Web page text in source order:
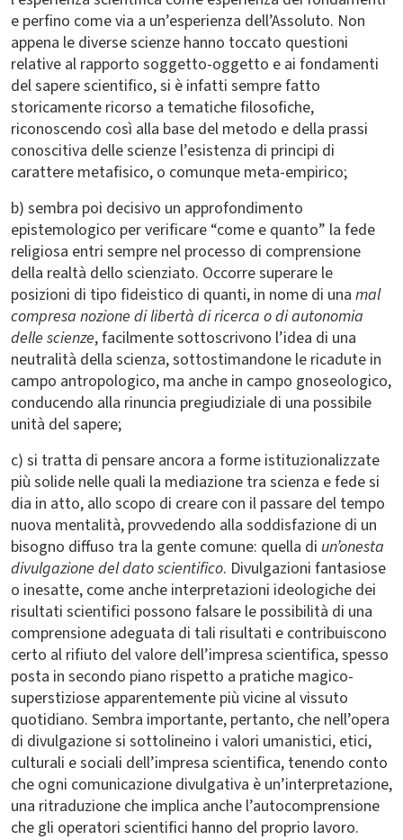
e perfino come via a un’esperienza dell’Assoluto. Non
appena le diverse scienze hanno toccato questioni
relative al rapporto soggetto-oggetto e ai fondamenti
del sapere scientifico, si è infatti sempre fatto
storicamente ricorso a tematiche filosofiche,
riconoscendo così alla base del metodo e della prassi
conoscitiva delle scienze l’esistenza di principi di
carattere metafisico, o comunque meta-empirico;
b) sembra poi decisivo un approfondimento
epistemologico per verificare “come e quanto” la fede
religiosa entri sempre nel processo di comprensione
della realtà dello scienziato. Occorre superare le
posizioni di tipo fideistico di quanti, in nome di una mal
compresa nozione di libertà di ricerca o di autonomia
delle scienze, facilmente sottoscrivono l’idea di una
neutralità della scienza, sottostimandone le ricadute in
campo antropologico, ma anche in campo gnoseologico,
conducendo alla rinuncia pregiudiziale di una possibile
unità del sapere;
c) si tratta di pensare ancora a forme istituzionalizzate
più solide nelle quali la mediazione tra scienza e fede si
dia in atto, allo scopo di creare con il passare del tempo
nuova mentalità, provvedendo alla soddisfazione di un
bisogno diffuso tra la gente comune: quella di un’onesta
divulgazione del dato scientifico. Divulgazioni fantasiose
o inesatte, come anche interpretazioni ideologiche dei
risultati scientifici possono falsare le possibilità di una
comprensione adeguata di tali risultati e contribuiscono
certo al rifiuto del valore dell’impresa scientifica, spesso
posta in secondo piano rispetto a pratiche magico-
superstiziose apparentemente più vicine al vissuto
quotidiano. Sembra importante, pertanto, che nell’opera
di divulgazione si sottolineino i valori umanistici, etici,
culturali e sociali dell’impresa scientifica, tenendo conto
che ogni comunicazione divulgativa è un’interpretazione,
una ritraduzione che implica anche l’autocomprensione
che gli operatori scientifici hanno del proprio lavoro.